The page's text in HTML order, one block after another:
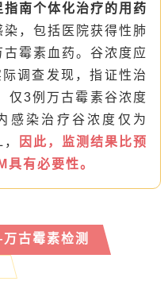
南个体化治疗的用药
，包括医院获得性肺
霉素血药。谷浓度应
调查发现，指证性治
仅3例万古霉素谷浓度
感染治疗谷浓度仅为
因此，监测结果比预
有必要性。
古霉素检测